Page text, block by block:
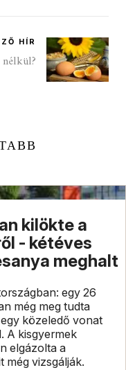
HÍR
kilökte a
- kétéves
meghalt
egy 26
még meg tudta
közeledő vonat
A kisgyermek
elgázolta a
még vizsgálják.